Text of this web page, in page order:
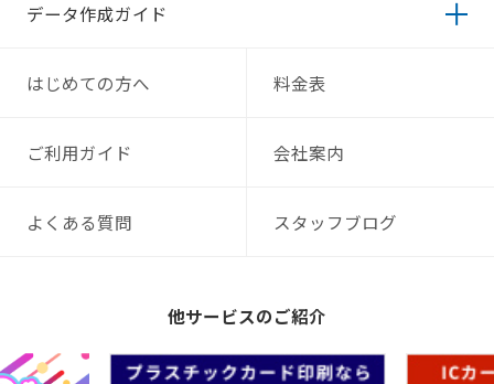
はじめての方へ 料金表
ご利用ガイド 会社案内
よくある質問 スタッフブログ
データ作成ガイド
他サービスのご紹介